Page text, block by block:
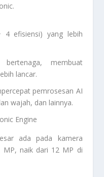
4 efisiensi) yang lebih
membuat
lancar.
pemrosesan AI
wajah, dan lainnya.
Engine
ada pada kamera
MP, naik dari 12 MP di